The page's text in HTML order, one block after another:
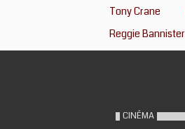
Tony Crane
Reggie Bannister
CINÉMA